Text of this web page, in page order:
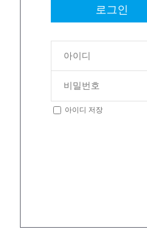
로그인
아이디 저장